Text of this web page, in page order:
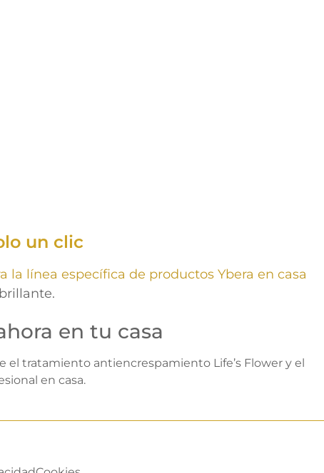
un clic
la línea específica de productos Ybera en casa
en tu casa
el tratamiento antiencrespamiento Life’s Flower y el
en casa.